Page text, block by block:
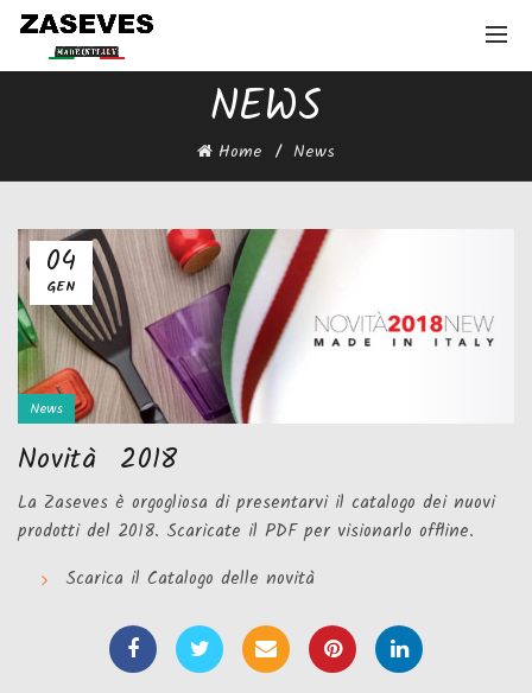
NEWS
Home News
04
GEN
News
Novità 2018
La Zaseves è orgogliosa di presentarvi il catalogo dei nuovi
prodotti del 2018. Scaricate il PDF per visionarlo offline.
Scarica il Catalogo delle novità